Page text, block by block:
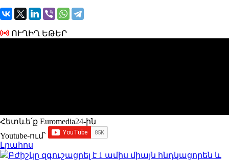
ՈՒՂԻՂ ԵԹԵՐ
Հետևե՛ք Euromedia24-ին
Youtube-ում`
Լրահոս
Բժիշկը զգուշացրել է 1 ամիս միայն հնդկացորեն և